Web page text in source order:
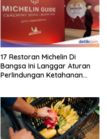
17 Restoran Michelin Di
Bangsa Ini Langgar Aturan
Perlindungan Ketahanan